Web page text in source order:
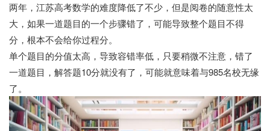
两年，江苏高考数学的难度降低了不少，但是阅卷的随意性太
大，如果一道题目的一个步骤错了，可能导致整个题目不得
分，根本不会给你过程分。
单个题目的分值太高，导致容错率低，只要稍微不注意，错了
一道题目，解答题10分就没有了，可能就意味着与985名校无缘
了。